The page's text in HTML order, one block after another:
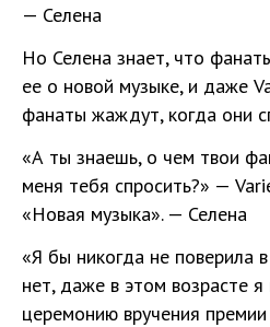
— Селена
Но Селена знает, что
ее о новой музыке, и даже
фанаты жаждут, когда они
«А ты знаешь, о чем твои
меня тебя спросить?» —
«Новая музыка». — Селена
«Я бы никогда не поверила
нет, даже в этом возрасте
церемонию вручения